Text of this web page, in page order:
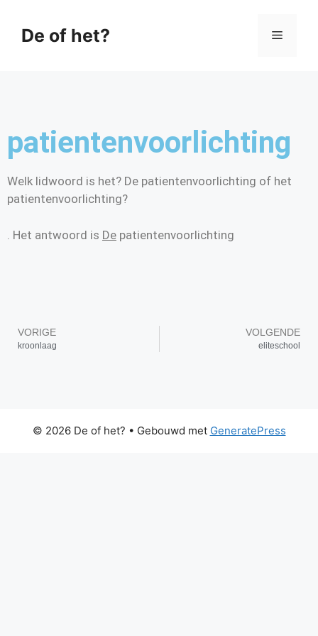
De of het?
patientenvoorlichting
Welk lidwoord is het? De patientenvoorlichting of het
patientenvoorlichting?
. Het antwoord is De patientenvoorlichting
VORIGE
kroonlaag
VOLGENDE
eliteschool
© 2026 De of het? • Gebouwd met GeneratePress